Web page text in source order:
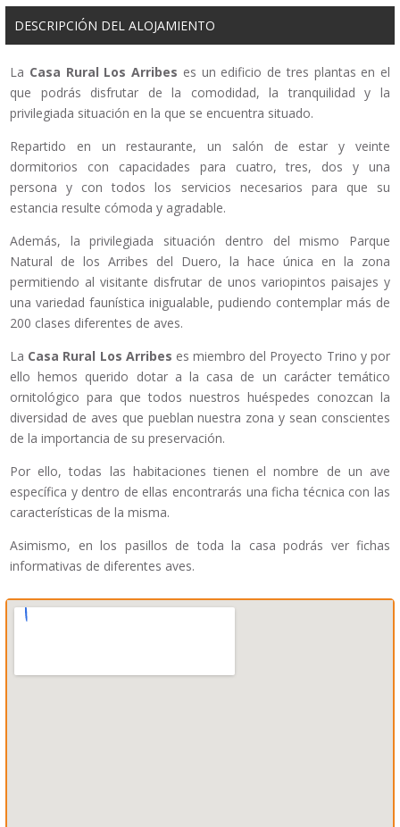
DESCRIPCIÓN DEL ALOJAMIENTO
La Casa Rural Los Arribes es un edificio de tres plantas en el
que podrás disfrutar de la comodidad, la tranquilidad y la
privilegiada situación en la que se encuentra situado.
Repartido en un restaurante, un salón de estar y veinte
dormitorios con capacidades para cuatro, tres, dos y una
persona y con todos los servicios necesarios para que su
estancia resulte cómoda y agradable.
Además, la privilegiada situación dentro del mismo Parque
Natural de los Arribes del Duero, la hace única en la zona
permitiendo al visitante disfrutar de unos variopintos paisajes y
una variedad faunística inigualable, pudiendo contemplar más de
200 clases diferentes de aves.
La Casa Rural Los Arribes es miembro del Proyecto Trino y por
ello hemos querido dotar a la casa de un carácter temático
ornitológico para que todos nuestros huéspedes conozcan la
diversidad de aves que pueblan nuestra zona y sean conscientes
de la importancia de su preservación.
Por ello, todas las habitaciones tienen el nombre de un ave
específica y dentro de ellas encontrarás una ficha técnica con las
características de la misma.
Asimismo, en los pasillos de toda la casa podrás ver fichas
informativas de diferentes aves.